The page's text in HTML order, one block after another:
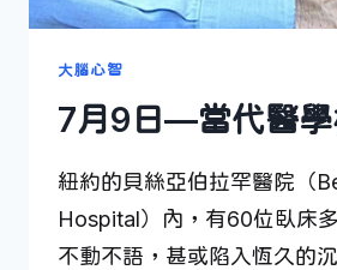
大腦心智
7月9日—當代醫
紐約的貝絲亞伯拉罕醫院（
Hospital）內，有60位臥床
不動不語，甚或陷入恆久的